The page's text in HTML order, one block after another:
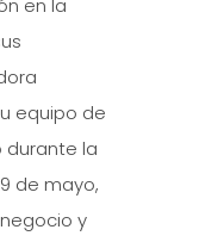
en la
equipo de
durante la
de mayo,
y